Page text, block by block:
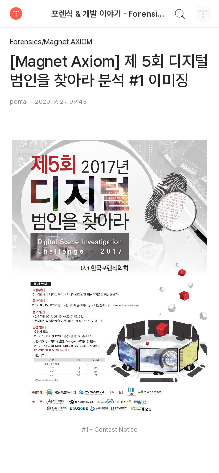
포렌식 & 개발 이야기 - Forensics & Development
Forensics/Magnet AXIOM
[Magnet Axiom] 제 5회 디지털
범인을 찾아라 분석 #1 이미징
pental 2020. 9. 27. 09:43
#1 - Contest Notice